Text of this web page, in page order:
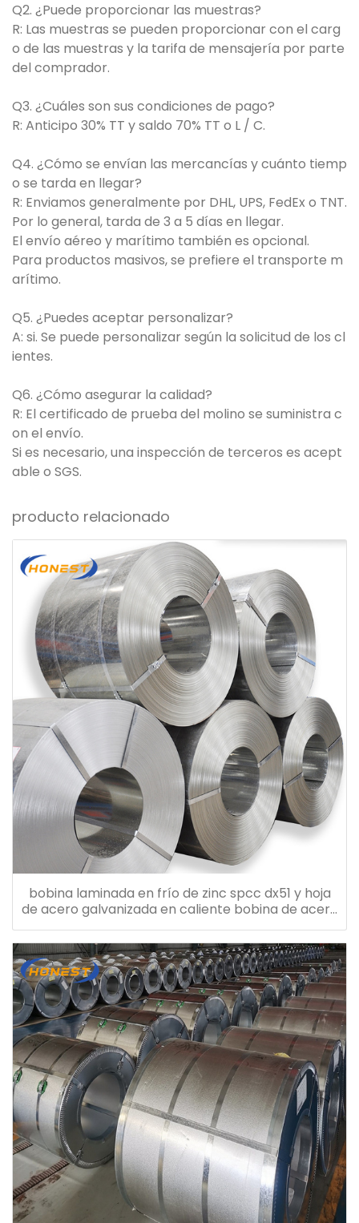
Q2. ¿Puede proporcionar las muestras?
R: Las muestras se pueden proporcionar con el carg
o de las muestras y la tarifa de mensajería por parte
del comprador.
Q3. ¿Cuáles son sus condiciones de pago?
R: Anticipo 30% TT y saldo 70% TT o L / C.
Q4. ¿Cómo se envían las mercancías y cuánto tiemp
o se tarda en llegar?
R: Enviamos generalmente por DHL, UPS, FedEx o TNT.
Por lo general, tarda de 3 a 5 días en llegar.
El envío aéreo y marítimo también es opcional.
Para productos masivos, se prefiere el transporte m
arítimo.
Q5. ¿Puedes aceptar personalizar?
A: si. Se puede personalizar según la solicitud de los cl
ientes.
Q6. ¿Cómo asegurar la calidad?
R: El certificado de prueba del molino se suministra c
on el envío.
Si es necesario, una inspección de terceros es acept
able o SGS.
producto relacionado
bobina laminada en frío de zinc spcc dx51 y hoja
de acero galvanizada en caliente bobina de acero
galvanizado